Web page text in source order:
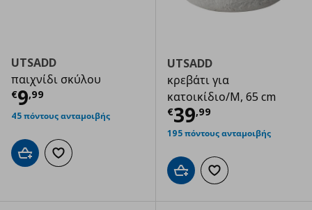
UTSADD
παιχνίδι σκύλου
€9,99
Τρέχουσα τιμή € 9,99
45 πόντους ανταμοιβής
Προσθήκη στο καλάθι
Προσθήκη στα αγαπημένα
UTSADD
κρεβάτι για
κατοικίδιο/M, 65 cm
€39,99
Τρέχουσα
195 πόντους ανταμοιβής
Προσθήκη στο καλάθι
Προσθήκη στα